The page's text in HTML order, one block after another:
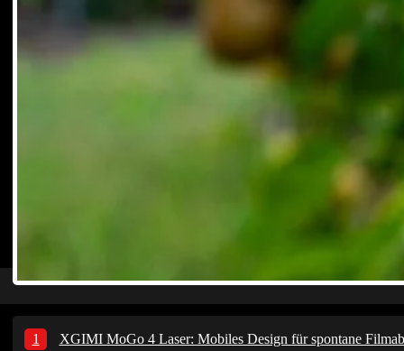
XGIMI MoGo 4 Laser: Mobiles Design für spontane